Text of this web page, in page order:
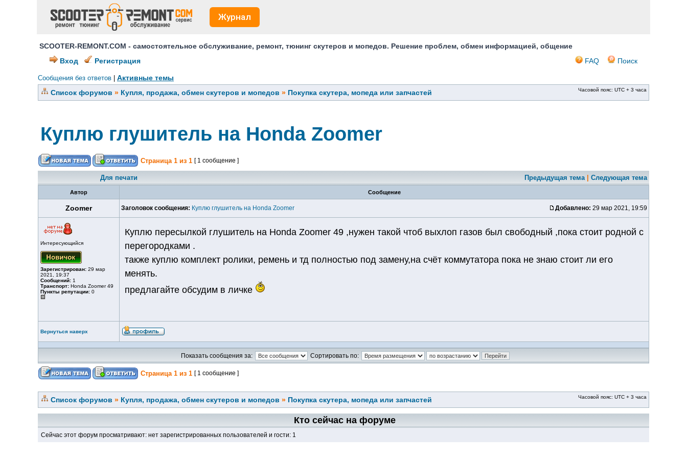
Журнал
SCOOTER-REMONT.COM - самостоятельное обслуживание, ремонт, тюнинг скутеров и мопедов. Решение проблем, обмен информацией, общение
Вход
Регистрация FAQ Поиск
Сообщения без ответов
Активные темы
Список форумов » Купля, продажа, обмен скутеров и мопедов » Покупка скутера, мопеда или запчастей Часовой пояс: UTC + 3 часа
Куплю глушитель на Honda Zoomer
Страница 1 из 1 [ 1 сообщение ]
Для печати Предыдущая тема| Следующая тема
Автор Сообщение
Zoomer Заголовок сообщения: Куплю глушитель на Honda Zoomer Добавлено: 29 мар 2021, 19:59
Интересующийся
Зарегистрирован: 29 мар
2021, 19:37
Сообщений: 1
Транспорт: Honda Zoomer 49
Пункты репутации: 0
Куплю пересылкой глушитель на Honda Zoomer 49 ,нужен такой чтоб выхлоп газов был свободный ,пока стоит родной с
перегородками .
также куплю комплект ролики, ремень и тд полностью под замену,на счёт коммутатора пока не знаю стоит ли его
менять.
предлагайте обсудим в личке
Вернуться наверх
Показать сообщения за: Сортировать по:
Страница 1 из 1 [ 1 сообщение ]
Список форумов » Купля, продажа, обмен скутеров и мопедов » Покупка скутера, мопеда или запчастей Часовой пояс: UTC + 3 часа
Кто сейчас на форуме
Сейчас этот форум просматривают: нет зарегистрированных пользователей и гости: 1